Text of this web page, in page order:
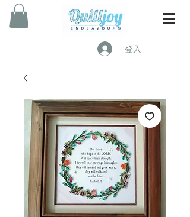
登入